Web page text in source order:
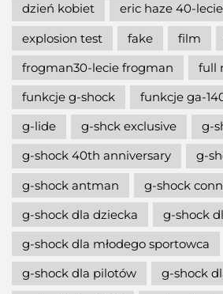
dzień kobiet
eric haze 40-
explosion test
fake film
frogman30-lecie frogman
full
funkcje g-shock
funkcje ga-
g-lide
g-shck exclusive
g-
g-shock 40th anniversary
g-
g-shock antman
g-shock
g-shock dla dziecka
g-shock
g-shock dla młodego sportowca
g-shock dla pilotów
g-shock